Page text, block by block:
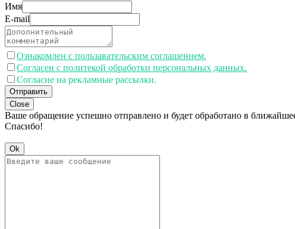
Имя
E-mail
Ознакомлен с пользавательским соглашением.
Согласен с политекой обработки персональных данных.
Согласие на рекламные рассылки.
Отправить
Close
Ваше обращение успешно отправлено и будет обработано в
Спасибо!
Ok